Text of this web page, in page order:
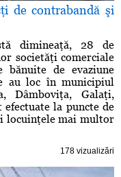
de contrabandă şi
dimineaţă, 28 de
societăţi comerciale
de evaziune
au loc în municipiul
Dâmboviţa, Galaţi,
la puncte de
locuinţele mai multor
178 vizualizări